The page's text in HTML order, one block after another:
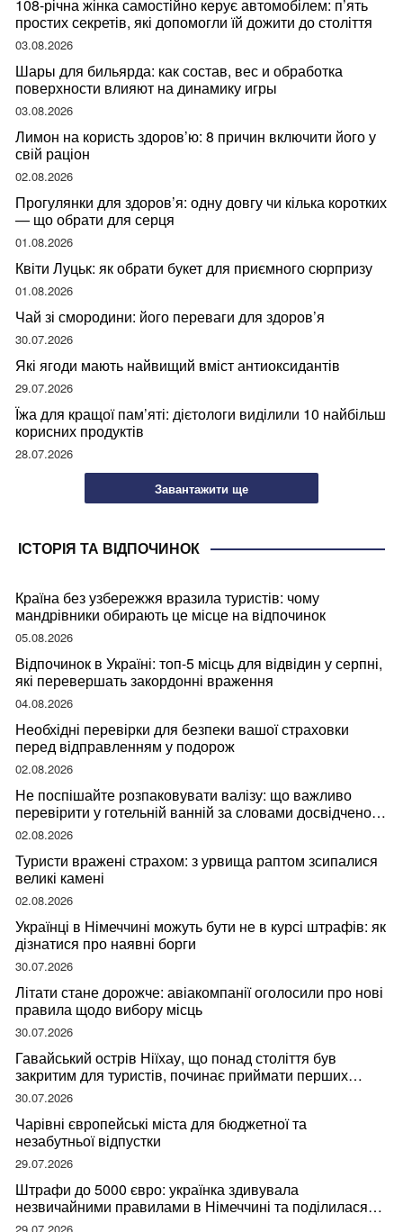
108-річна жінка самостійно керує автомобілем: п’ять
простих секретів, які допомогли їй дожити до століття
03.08.2026
Шары для бильярда: как состав, вес и обработка
поверхности влияют на динамику игры
03.08.2026
Лимон на користь здоров’ю: 8 причин включити його у
свій раціон
02.08.2026
Прогулянки для здоров’я: одну довгу чи кілька коротких
— що обрати для серця
01.08.2026
Квіти Луцьк: як обрати букет для приємного сюрпризу
01.08.2026
Чай зі смородини: його переваги для здоров’я
30.07.2026
Які ягоди мають найвищий вміст антиоксидантів
29.07.2026
Їжа для кращої пам’яті: дієтологи виділили 10 найбільш
корисних продуктів
28.07.2026
Завантажити ще
ІСТОРІЯ ТА ВІДПОЧИНОК
Країна без узбережжя вразила туристів: чому
мандрівники обирають це місце на відпочинок
05.08.2026
Відпочинок в Україні: топ-5 місць для відвідин у серпні,
які перевершать закордонні враження
04.08.2026
Необхідні перевірки для безпеки вашої страховки
перед відправленням у подорож
02.08.2026
Не поспішайте розпаковувати валізу: що важливо
перевірити у готельній ванній за словами досвідченої
мандрівниці
02.08.2026
Туристи вражені страхом: з урвища раптом зсипалися
великі камені
02.08.2026
Українці в Німеччині можуть бути не в курсі штрафів: як
дізнатися про наявні борги
30.07.2026
Літати стане дорожче: авіакомпанії оголосили про нові
правила щодо вибору місць
30.07.2026
Гавайський острів Ніїхау, що понад століття був
закритим для туристів, починає приймати перших
відвідувачів
30.07.2026
Чарівні європейські міста для бюджетної та
незабутньої відпустки
29.07.2026
Штрафи до 5000 євро: українка здивувала
незвичайними правилами в Німеччині та поділилася
правдою